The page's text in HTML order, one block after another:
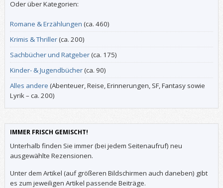
Oder über Kategorien:
Romane & Erzählungen (ca. 460)
Krimis & Thriller(ca. 200)
Sachbücher und Ratgeber(ca. 175)
Kinder- & Jugendbücher(ca. 90)
Alles andere (Abenteuer, Reise, Erinnerungen, SF, Fantasy sowie
Lyrik – ca. 200)
IMMER FRISCH GEMISCHT!
Unterhalb finden Sie immer (bei jedem Seitenaufruf) neu
ausgewählte Rezensionen.
Unter dem Artikel (auf größeren Bildschirmen auch daneben) gibt
es zum jeweiligen Artikel passende Beiträge.